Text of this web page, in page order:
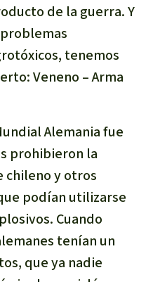
de la guerra. Y
tenemos
Veneno – Arma
Alemania fue
prohibieron la
y otros
podían utilizarse
Cuando
tenían un
que ya nadie